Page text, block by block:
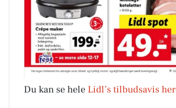
Du kan se hele Lidl’s tilbudsavis her